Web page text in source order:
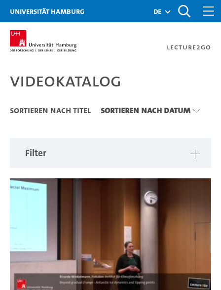
Zu den Filtern
Zur Metanavigation
Zur Hauptnavigation
Zur Suche
Zum Inhalt
Zum Seitenfuss
Universität Hamburg de
Lecture2Go
Videokatalog
Videokatalog
Sortieren nach Titel Sortieren nach Datum
Filter